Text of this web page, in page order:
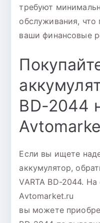
требуют
обслуживания, что
ваши финансовые
BD-2044
Если вы ищете
аккумулятор,
VARTA BD-2044.
Avtomarket.ru
вы можете